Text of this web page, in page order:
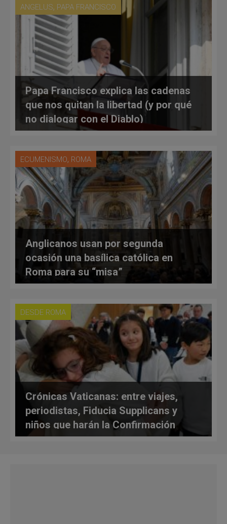
ANGELUS, PAPA FRANCISCO
Papa Francisco explica las cadenas
que nos quitan la libertad (y por qué
no dialogar con el Diablo)
ECUMENISMO, ROMA
Anglicanos usan por segunda
ocasión una basílica católica en
Roma para su “misa”
DESDE ROMA
Crónicas Vaticanas: entre viajes,
periodistas, Fiducia Supplicans y
niños que harán la Confirmación